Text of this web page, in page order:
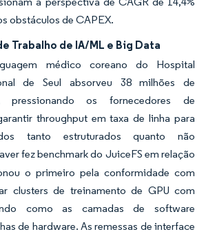
obstáculos de CAPEX.
Trabalho de IA/ML e Big Data
médico coreano do Hospital
de Seul absorveu 38 milhões de
pressionando os fornecedores de
throughput em taxa de linha para
tanto estruturados quanto não
fez benchmark do JuiceFS em relação
o primeiro pela conformidade com
clusters de treinamento de GPU com
como as camadas de software
de hardware. As remessas de interface